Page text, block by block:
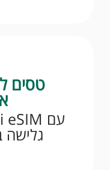
טסים
גלישה